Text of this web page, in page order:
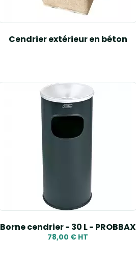
Cendrier extérieur en béton
Borne cendrier - 30 L - PROBBAX
78,00 € HT